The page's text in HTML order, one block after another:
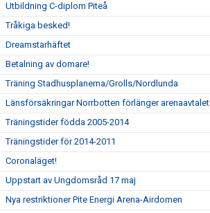
Utbildning C-diplom Piteå
Tråkiga besked!
Dreamstarhäftet
Betalning av domare!
Träning Stadhusplanerna/Grolls/Nordlunda
Länsförsäkringar Norrbotten förlänger arenaavtalet
Träningstider födda 2005-2014
Träningstider för 2014-2011
Coronaläget!
Uppstart av Ungdomsråd 17 maj
Nya restriktioner Pite Energi Arena-Airdomen